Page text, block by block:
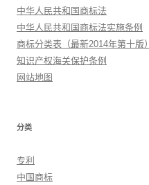
中华人民共和国商标法
中华人民共和国商标法实施条例
商标分类表（最新2014年第十版）
知识产权海关保护条例
网站地图
分类
专利
中国商标